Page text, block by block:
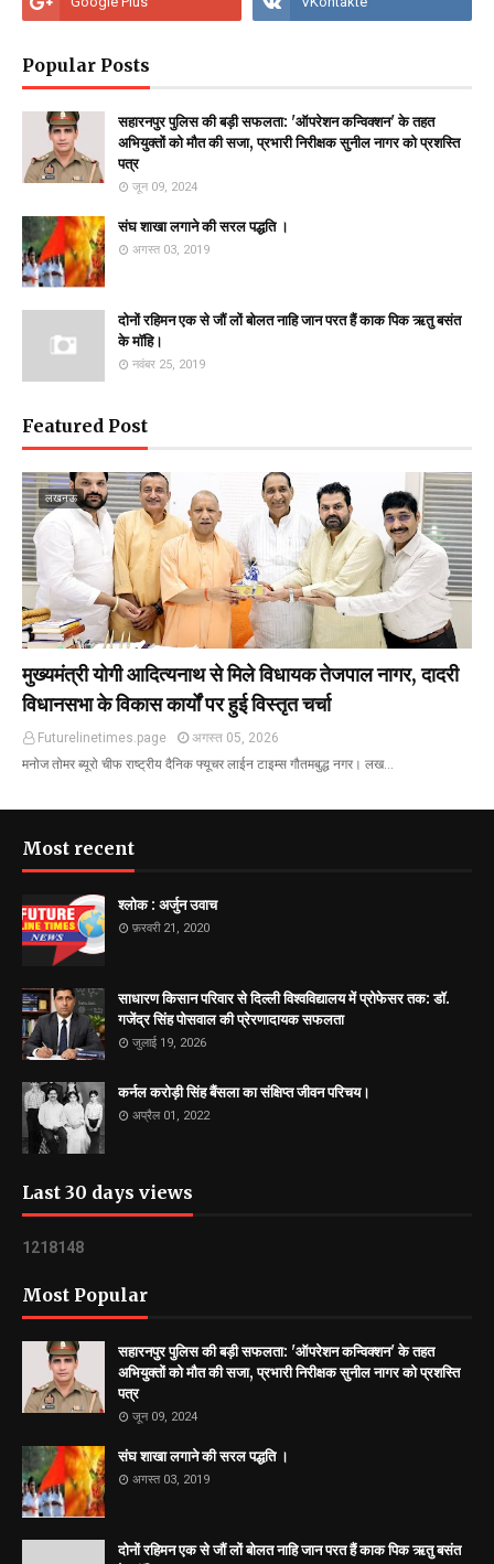
Popular Posts
सहारनपुर पुलिस की बड़ी सफलता: 'ऑपरेशन कन्विक्शन' के तहत
अभियुक्तों को मौत की सजा, प्रभारी निरीक्षक सुनील नागर को प्रशस्ति
पत्र
जून 09, 2024
संघ शाखा लगाने की सरल पद्धति ।
अगस्त 03, 2019
दोनों रहिमन एक से जौं लों बोलत नाहि जान परत हैं काक पिक ऋतु बसंत
के माॅहि।
नवंबर 25, 2019
Featured Post
लखनऊ
मुख्यमंत्री योगी आदित्यनाथ से मिले विधायक तेजपाल नागर, दादरी
विधानसभा के विकास कार्यों पर हुई विस्तृत चर्चा
Futurelinetimes.page
अगस्त 05, 2026
मनोज तोमर ब्यूरो चीफ राष्ट्रीय दैनिक फ्यूचर लाईन टाइम्स गौतमबुद्ध नगर। लख…
Most recent
श्लोक : अर्जुन उवाच
फ़रवरी 21, 2020
साधारण किसान परिवार से दिल्ली विश्वविद्यालय में प्रोफेसर तक: डॉ.
गजेंद्र सिंह पोसवाल की प्रेरणादायक सफलता
जुलाई 19, 2026
कर्नल करोड़ी सिंह बैंसला का संक्षिप्त जीवन परिचय।
अप्रैल 01, 2022
Last 30 days views
1 21 81 48
Most Popular
सहारनपुर पुलिस की बड़ी सफलता: 'ऑपरेशन कन्विक्शन' के तहत
अभियुक्तों को मौत की सजा, प्रभारी निरीक्षक सुनील नागर को प्रशस्ति
पत्र
जून 09, 2024
संघ शाखा लगाने की सरल पद्धति ।
अगस्त 03, 2019
दोनों रहिमन एक से जौं लों बोलत नाहि जान परत हैं काक पिक ऋतु बसंत